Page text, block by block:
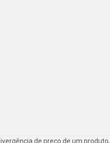
de preço de um produto,